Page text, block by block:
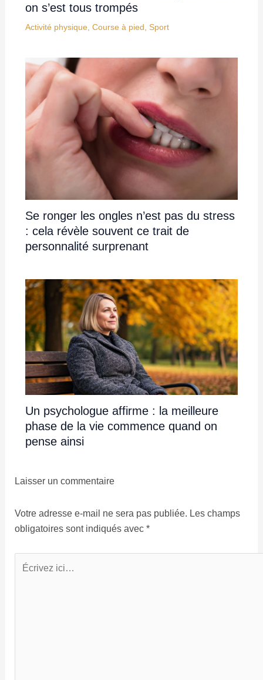
on s’est tous trompés
Activité physique Course à pied Sport
Se ronger les ongles n’est pas du stress
: cela révèle souvent ce trait de
personnalité surprenant
Un psychologue affirme : la meilleure
phase de la vie commence quand on
pense ainsi
Laisser un commentaire
Votre adresse e-mail ne sera pas publiée. Les champs
obligatoires sont indiqués avec *